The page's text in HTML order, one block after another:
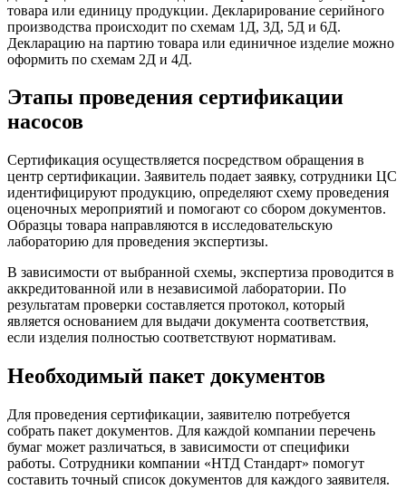
товара или единицу продукции. Декларирование серийного
производства происходит по схемам 1Д, 3Д, 5Д и 6Д.
Декларацию на партию товара или единичное изделие можно
оформить по схемам 2Д и 4Д.
Этапы проведения сертификации
насосов
Сертификация осуществляется посредством обращения в
центр сертификации. Заявитель подает заявку, сотрудники ЦС
идентифицируют продукцию, определяют схему проведения
оценочных мероприятий и помогают со сбором документов.
Образцы товара направляются в исследовательскую
лабораторию для проведения экспертизы.
В зависимости от выбранной схемы, экспертиза проводится в
аккредитованной или в независимой лаборатории. По
результатам проверки составляется протокол, который
является основанием для выдачи документа соответствия,
если изделия полностью соответствуют нормативам.
Необходимый пакет документов
Для проведения сертификации, заявителю потребуется
собрать пакет документов. Для каждой компании перечень
бумаг может различаться, в зависимости от специфики
работы. Сотрудники компании «НТД Стандарт» помогут
составить точный список документов для каждого заявителя.